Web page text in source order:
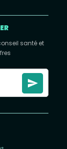
santé et